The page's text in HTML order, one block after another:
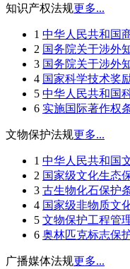
知识产权法规更多...
1 中华人民共和国
2 国务院关于涉外
3 国务院关于涉外
4 国家科学技术奖
5 中华人民共和国
6 实施国际著作权
文物保护法规更多...
1 中华人民共和国
2 国家级文化生态
3 古生物化石保护
4 国家级非物质文
5 文物保护工程管
6 奥林匹克标志保
广播媒体法规更多...